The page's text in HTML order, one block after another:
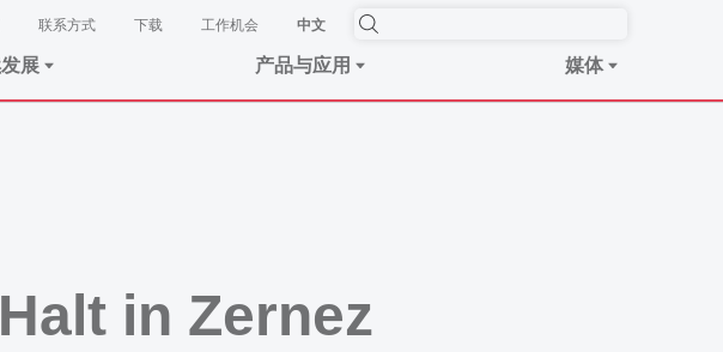
联系方式 下载 工作机会 中文
展 产品与应用 媒体
in Zernez